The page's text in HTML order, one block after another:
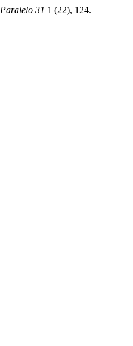
Paralelo 31 1 (22), 124.